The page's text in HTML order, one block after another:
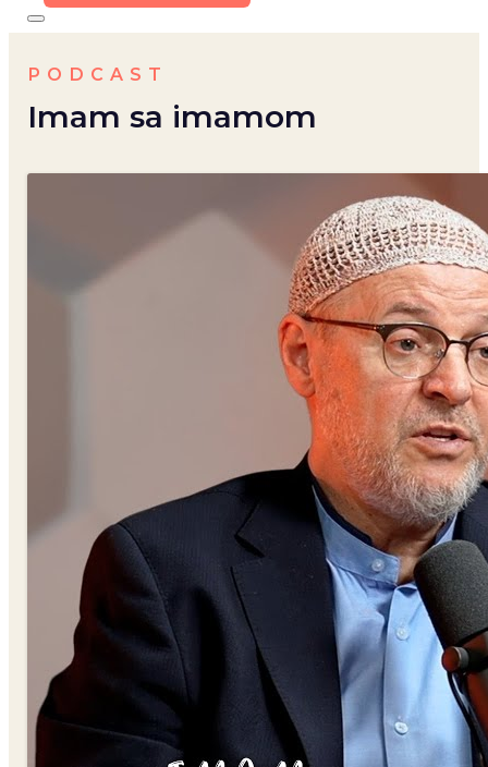
PODCAST
Imam sa imamom